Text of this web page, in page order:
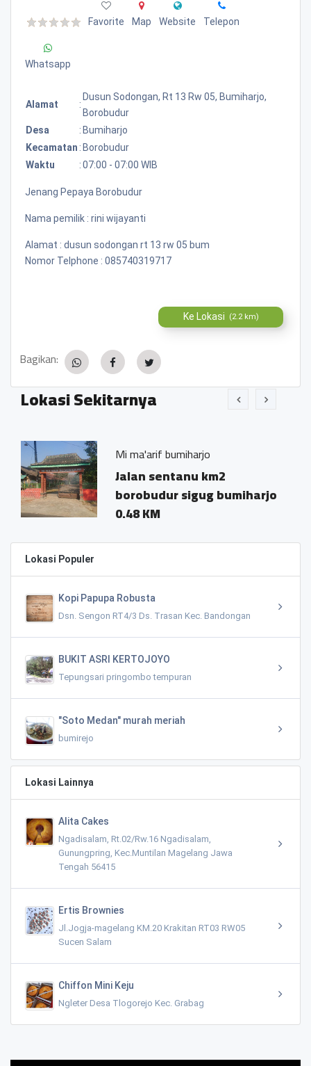
Favorite Map Website Telepon
Whatsapp
Alamat :
Dusun Sodongan, Rt 13 Rw 05, Bumiharjo,
Borobudur
Desa
: Bumiharjo
Kecamatan : Borobudur
Waktu
:07:00 - 07:00 WIB
Jenang Pepaya Borobudur
Nama pemilik : rini wijayanti
Alamat : dusun sodongan rt 13 rw 05 bum
Nomor Telphone : 085740319717
Ke Lokasi (2.2 km)
Bagikan:
Lokasi Sekitarnya
Mi ma'arif bumiharjo
Jalan sentanu km2
borobudur sigug bumiharjo
0.48 KM
Lokasi Populer
Kopi Papupa Robusta
Dsn. Sengon RT4/3 Ds. Trasan Kec. Bandongan
BUKIT ASRI KERTOJOYO
Tepungsari pringombo tempuran
"Soto Medan" murah meriah
bumirejo
Lokasi Lainnya
Alita Cakes
Ngadisalam, Rt.02/Rw.16 Ngadisalam,
Gunungpring, Kec.Muntilan Magelang Jawa
Tengah 56415
Ertis Brownies
Jl.Jogja-magelang KM.20 Krakitan RT03 RW05
Sucen Salam
Chiffon Mini Keju
Ngleter Desa Tlogorejo Kec. Grabag